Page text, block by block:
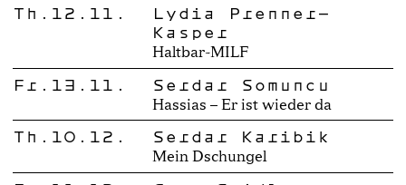
Th.12.11.
Lydia Prenner-
Kasper
Haltbar-MILF
Fr.13.11. Serdar Somuncu
Hassias – Er ist wieder da
Th.10.12. Serdar Karibik
Mein Dschungel